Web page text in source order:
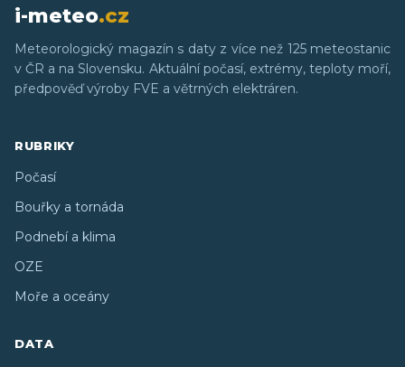
i-meteo.cz
Meteorologický magazín s daty z více než 125 meteostanic
v ČR a na Slovensku. Aktuální počasí, extrémy, teploty moří,
předpověď výroby FVE a větrných elektráren.
RUBRIKY
Počasí
Bouřky a tornáda
Podnebí a klima
OZE
Moře a oceány
DATA